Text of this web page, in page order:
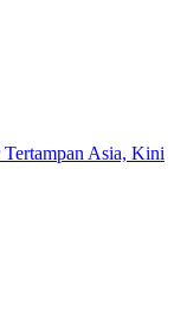
Asia, Kini